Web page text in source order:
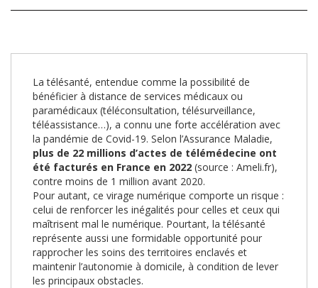
La télésanté, entendue comme la possibilité de
bénéficier à distance de services médicaux ou
paramédicaux (téléconsultation, télésurveillance,
téléassistance…), a connu une forte accélération avec
la pandémie de Covid-19. Selon l’Assurance Maladie,
plus de 22 millions d’actes de télémédecine ont
été facturés en France en 2022 (source : Ameli.fr),
contre moins de 1 million avant 2020.
Pour autant, ce virage numérique comporte un risque :
celui de renforcer les inégalités pour celles et ceux qui
maîtrisent mal le numérique. Pourtant, la télésanté
représente aussi une formidable opportunité pour
rapprocher les soins des territoires enclavés et
maintenir l’autonomie à domicile, à condition de lever
les principaux obstacles.